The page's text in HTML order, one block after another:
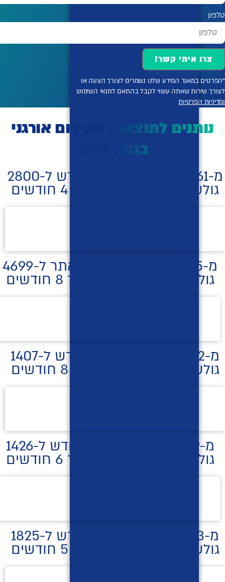
טלפון
צרו איתי קשר!
*הפרטים במאגר המידע שלנו נשמרים לצורך הצעה או
לצורך שירות שאתה עשוי לקבל בהתאם לתנאי השימוש
ומדיניות הפרטיות
נותנים לתוצאות מקידום אורגני
בגוגל לדבר
מ-1961 גולשים באתר בחודש ל-2800
גולשים בחודש באתר תוך 4 חודשים
מ-1915 גולשים בחודש באתר ל-4699
גולשים בחודש באתר תוך 8 חודשים
מ-352 גולשים באתר בחודש ל-1407
גולשים בחודש באתר תוך 8 חודשים
מ-369 גולשים באתר בחודש ל-1426
גולשים בחודש באתר תוך 6 חודשים
מ-743 גולשים באתר בחודש ל-1825
גולשים בחודש באתר תוך 5 חודשים